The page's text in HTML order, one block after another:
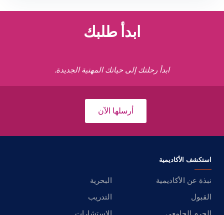
ابدأ طلبك
ابدأ رحلتك إلى حياتك المهنية الجديدة.
أرسلها الآن
استكشف الأكاديمية
نبذة عن الأكاديمية
البحرية
القبول
التدريب